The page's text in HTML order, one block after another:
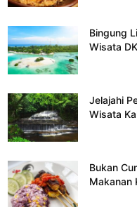
Bingung
Wisata
Jelajahi
Wisata
Bukan
Makanan